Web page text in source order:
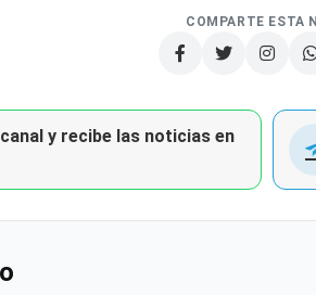
COMPARTE ESTA
y recibe las noticias en